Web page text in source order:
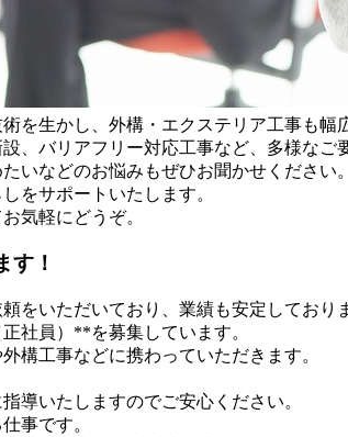
を生かし、外構・エクステリア工事も幅
、バリアフリー対応工事など、多様なご
いなどのお悩みもぜひお聞かせください。
をサポートいたします。
気軽にどうぞ。
す！
をいただいており、業績も安定しており
社員）**を募集しています。
構工事などに携わっていただきます。
導いたしますのでご安心ください。
事です。